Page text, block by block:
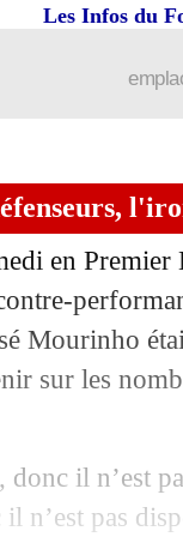
Les Infos du
en
Mourinho
sur les
il n’est
n’est pas
(fini)
veut
les compos
sa
son
pour
Kanté